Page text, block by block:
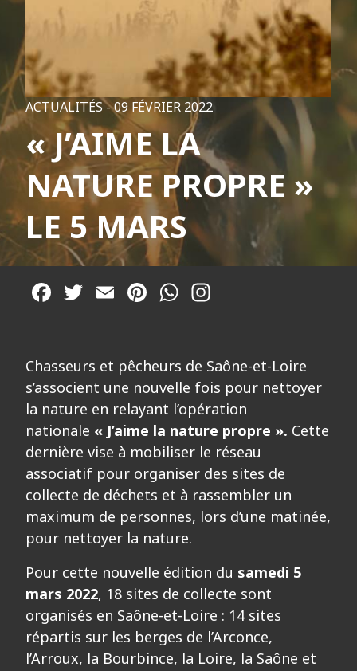
ACTUALITÉS -09 FÉVRIER 2022
« J’AIME LA
NATURE PROPRE »
LE 5 MARS
Facebook
Twitter
EmailPinterest
WhatsApp
Chasseurs et pêcheurs de Saône-et-Loire
s’associent une nouvelle fois pour nettoyer
la nature en relayant l’opération
nationale « J’aime la nature propre ». Cette
dernière vise à mobiliser le réseau
associatif pour organiser des sites de
collecte de déchets et à rassembler un
maximum de personnes, lors d’une matinée,
pour nettoyer la nature.
Pour cette nouvelle édition du samedi 5
mars 2022, 18 sites de collecte sont
organisés en Saône-et-Loire : 14 sites
répartis sur les berges de l’Arconce,
l’Arroux, la Bourbince, la Loire, la Saône et